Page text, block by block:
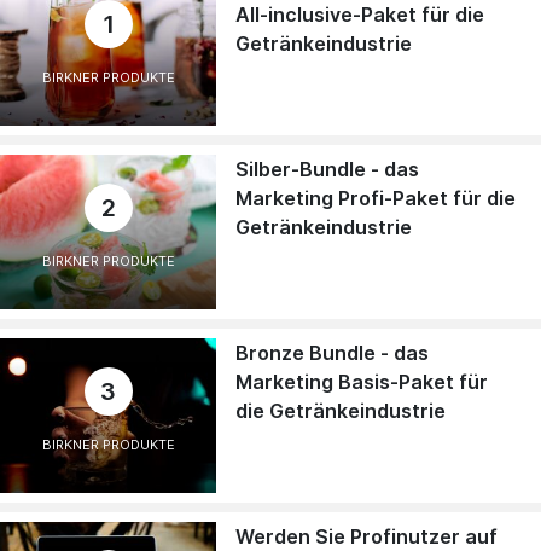
1
BIRKNER PRODUKTE
All-inclusive-Paket für die
Getränkeindustrie
2
BIRKNER PRODUKTE
Silber-Bundle - das
Marketing Profi-Paket für die
Getränkeindustrie
3
BIRKNER PRODUKTE
Bronze Bundle - das
Marketing Basis-Paket für
die Getränkeindustrie
Werden Sie Profinutzer auf